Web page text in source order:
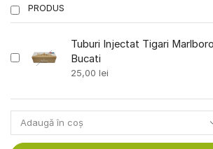
PRODUS
Tuburi Injectat Tigari
Bucati
25,00 lei